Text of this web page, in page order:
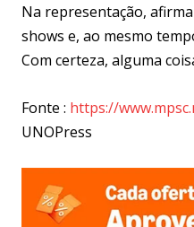
Na representação,
shows e, ao mesmo
Com certeza, alguma
Fonte : https://
UNOPress